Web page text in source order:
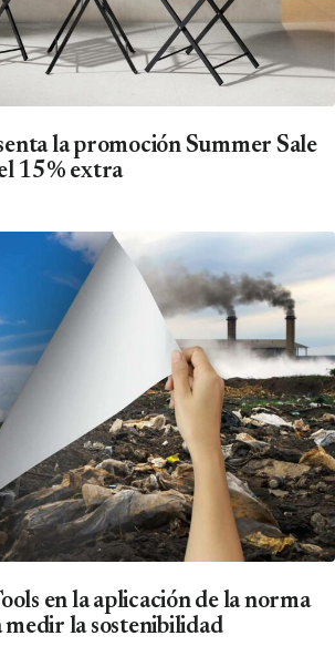
la promoción Summer Sale
15% extra
en la aplicación de la norma
la sostenibilidad